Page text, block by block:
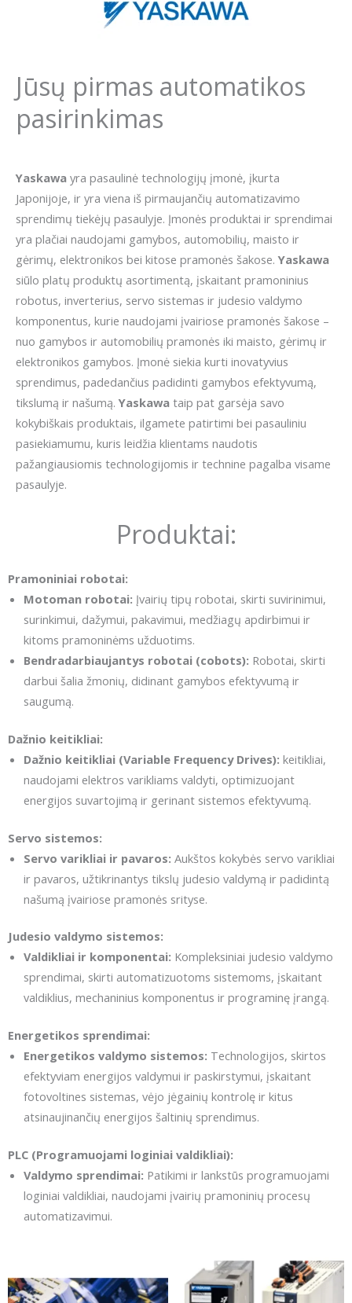
Jūsų pirmas automatikos
pasirinkimas
Yaskawa yra pasaulinė technologijų įmonė, įkurta
Japonijoje, ir yra viena iš pirmaujančių automatizavimo
sprendimų tiekėjų pasaulyje. Įmonės produktai ir sprendimai
yra plačiai naudojami gamybos, automobilių, maisto ir
gėrimų, elektronikos bei kitose pramonės šakose. Yaskawa
siūlo platų produktų asortimentą, įskaitant pramoninius
robotus, inverterius, servo sistemas ir judesio valdymo
komponentus, kurie naudojami įvairiose pramonės šakose –
nuo gamybos ir automobilių pramonės iki maisto, gėrimų ir
elektronikos gamybos. Įmonė siekia kurti inovatyvius
sprendimus, padedančius padidinti gamybos efektyvumą,
tikslumą ir našumą. Yaskawa taip pat garsėja savo
kokybiškais produktais, ilgamete patirtimi bei pasauliniu
pasiekiamumu, kuris leidžia klientams naudotis
pažangiausiomis technologijomis ir technine pagalba visame
pasaulyje.
Produktai:
Pramoniniai robotai:
Motoman robotai: Įvairių tipų robotai, skirti suvirinimui,
surinkimui, dažymui, pakavimui, medžiagų apdirbimui ir
kitoms pramoninėms užduotims.
Bendradarbiaujantys robotai (cobots): Robotai, skirti
darbui šalia žmonių, didinant gamybos efektyvumą ir
saugumą.
Dažnio keitikliai:
Dažnio keitikliai (Variable Frequency Drives): keitikliai,
naudojami elektros varikliams valdyti, optimizuojant
energijos suvartojimą ir gerinant sistemos efektyvumą.
Servo sistemos:
Servo varikliai ir pavaros: Aukštos kokybės servo varikliai
ir pavaros, užtikrinantys tikslų judesio valdymą ir padidintą
našumą įvairiose pramonės srityse.
Judesio valdymo sistemos:
Valdikliai ir komponentai: Kompleksiniai judesio valdymo
sprendimai, skirti automatizuotoms sistemoms, įskaitant
valdiklius, mechaninius komponentus ir programinę įrangą.
Energetikos sprendimai:
Energetikos valdymo sistemos: Technologijos, skirtos
efektyviam energijos valdymui ir paskirstymui, įskaitant
fotovoltines sistemas, vėjo jėgainių kontrolę ir kitus
atsinaujinančių energijos šaltinių sprendimus.
PLC (Programuojami loginiai valdikliai):
Valdymo sprendimai: Patikimi ir lankstūs programuojami
loginiai valdikliai, naudojami įvairių pramoninių procesų
automatizavimui.